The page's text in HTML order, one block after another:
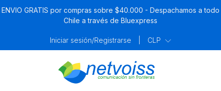
ENVIO GRATIS por compras sobre $40.000 - Despachamos a todo
Chile a través de Bluexpress
Iniciar sesión/Registrarse CLP